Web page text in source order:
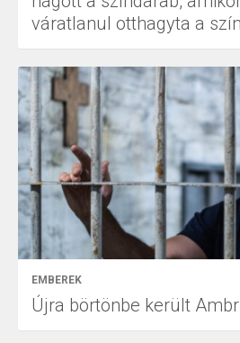
váratlanul otthagyta a
EMBEREK
Újra börtönbe került